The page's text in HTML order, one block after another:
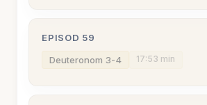
EPISOD 59
Deuteronom 3-4 17:53 min